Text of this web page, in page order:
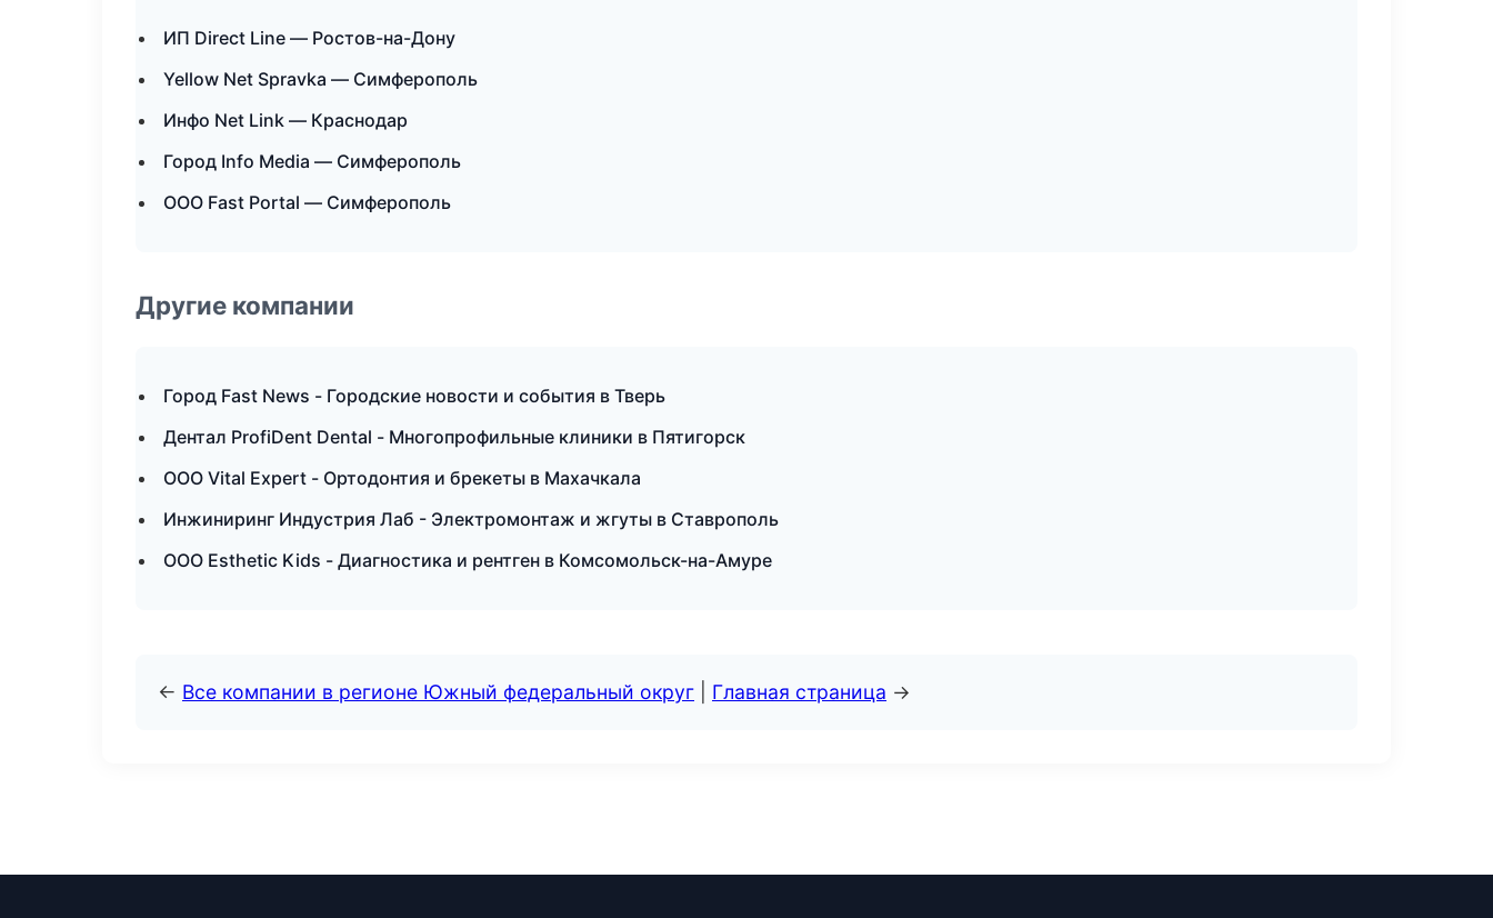
ИП Direct Line — Ростов-на-Дону
Yellow Net Spravka — Симферополь
Инфо Net Link — Краснодар
Город Info Media — Симферополь
ООО Fast Portal — Симферополь
Другие компании
Город Fast News - Городские новости и события в Тверь
Дентал ProfiDent Dental - Многопрофильные клиники в Пятигорск
ООО Vital Expert - Ортодонтия и брекеты в Махачкала
Инжиниринг Индустрия Лаб - Электромонтаж и жгуты в Ставрополь
ООО Esthetic Kids - Диагностика и рентген в Комсомольск-на-Амуре
← Все компании в регионе Южный федеральный округ Главная страница →